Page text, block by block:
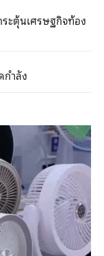
ระตุ้นเศรษฐกิจท้อง
กำลัง